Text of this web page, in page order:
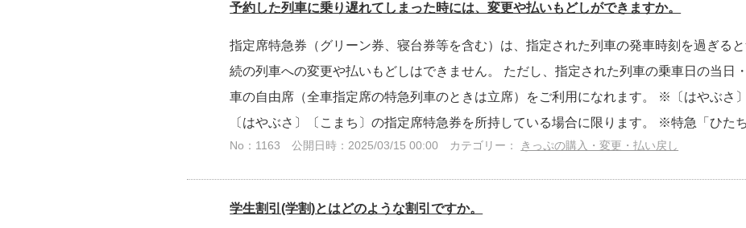
予約した列車に乗り遅れてしまった時には、変更や払いもどしができますか。
指定席特急券（グリーン券、寝台券等を含む）は、指定された列車の発車時刻を過ぎる
続の列車への変更や払いもどしはできません。 ただし、指定された列車の乗車日の当日
車の自由席（全車指定席の特急列車のときは立席）をご利用になれます。 ※〔はやぶさ
〔はやぶさ〕〔こまち〕の指定席特急券を所持している場合に限ります。 ※特急「ひた
No：1163 公開日時：2025/03/15 00:00 カテゴリー： きっぷの購入・変更・払い戻し
学生割引(学割)とはどのような割引ですか。